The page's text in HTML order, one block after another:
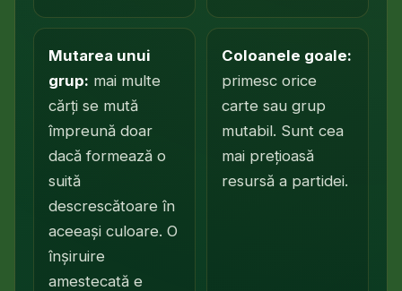
Mutarea unui
grup: mai multe
cărți se mută
împreună doar
dacă formează o
suită
descrescătoare în
aceeași culoare. O
înșiruire
amestecată e
Coloanele goale:
primesc orice
carte sau grup
mutabil. Sunt cea
mai prețioasă
resursă a partidei.